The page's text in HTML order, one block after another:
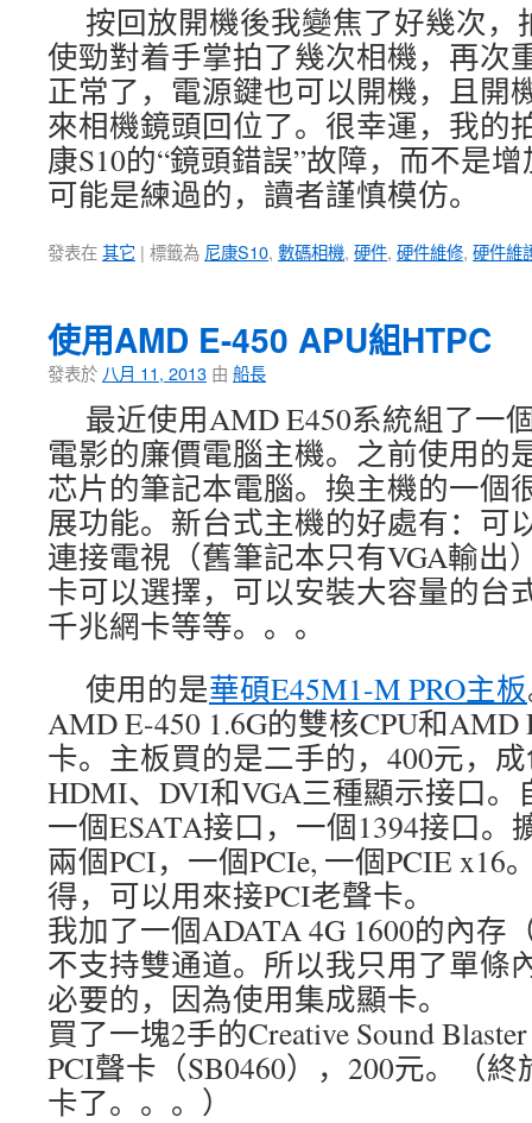
按回放開機後我變焦了好幾次
使勁對着手掌拍了幾次相機，再次
正常了，電源鍵也可以開機，且開
來相機鏡頭回位了。很幸運，我的
康S10的“鏡頭錯誤”故障，而不是
可能是練過的，讀者謹慎模仿。
發表在其它 | 標籤為 尼康S10, 數碼相機, 硬件, 硬件維修, 硬件維
使用AMD E-450 APU組HTPC
發表於 八月 11, 2013 由 船長
最近使用AMD E450系統組了一
電影的廉價電腦主機。之前使用的
芯片的筆記本電腦。換主機的一個
展功能。新台式主機的好處有：可
連接電視（舊筆記本只有VGA輸出
卡可以選擇，可以安裝大容量的台
千兆網卡等等。。。
使用的是華碩E45M1-M PRO主板
AMD E-450 1.6G的雙核CPU和AMD
卡。主板買的是二手的，400元，
HDMI、DVI和VGA三種顯示接口。
一個ESATA接口，一個1394接口。
兩個PCI，一個PCIe, 一個PCIE x16
得，可以用來接PCI老聲卡。
我加了一個ADATA 4G 1600的內存
不支持雙通道。所以我只用了單條
必要的，因為使用集成顯卡。
買了一塊2手的Creative Sound
PCI聲卡（SB0460），200元。（
卡了。。。）